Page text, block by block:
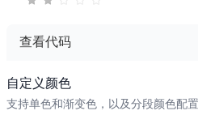
查看代码
模板 - 状态控制
<!-- 只读状态 -->
自定义颜色
支持单色和渐变色，以及分段颜色配置